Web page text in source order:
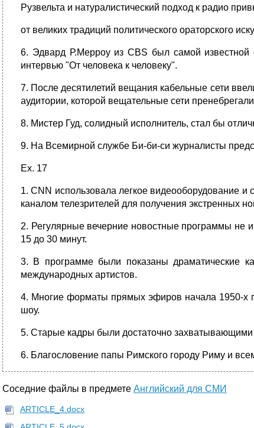
Рузвельта и натуралистический подход к радио
от великих традиций политического ораторского
6. Эдвард Р.Мерроу из CBS был самой известной
интервью "От человека к человеку".
7. После десятилетий вещания кабельные сети
аудитории, которой вещательные сети
8. Мистер Гуд, солидный исполнитель, стал бы
9. На Всемирной службе Би-би-си журналисты
Ex. 17
1. CNN использовала легкое видеооборудование
каналом телезрителей для получения экстренных
2. Регулярные вечерние новостные программы не
15 до 30 минут.
3. В программе были показаны драматические
международных артистов.
4. Многие форматы прямых эфиров начала 1950-х
шоу.
5. Старые кадры были достаточно
6. Благословение папы Римского городу Риму и
Соседние файлы в предмете Английский для СМИ
ARTICLE_4.docx